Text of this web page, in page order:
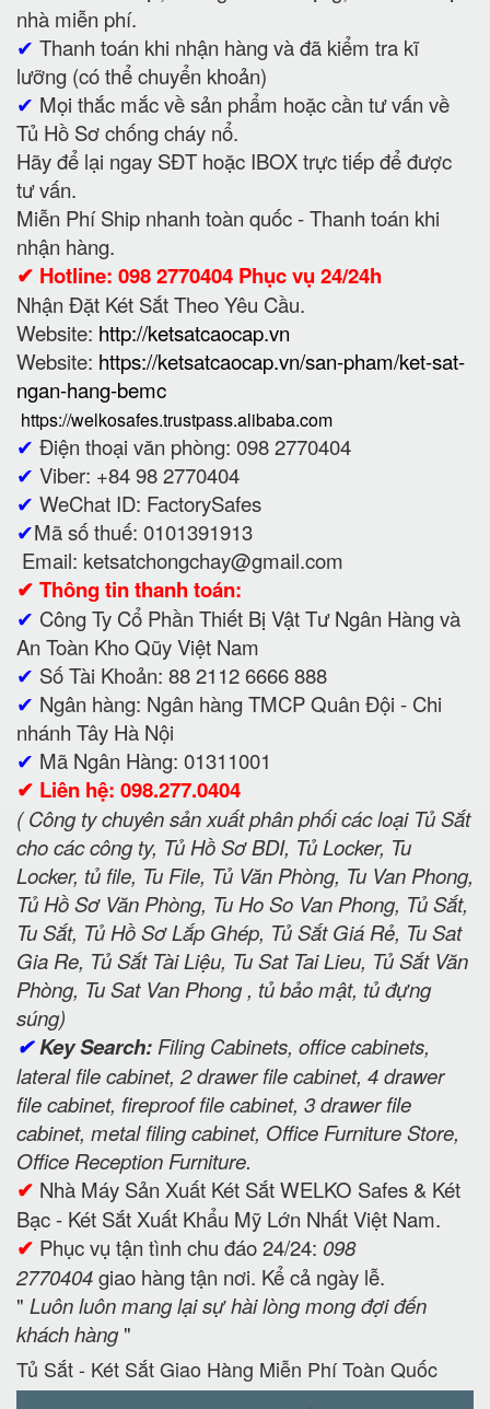
nhà miễn phí.
✔ Thanh toán khi nhận hàng và đã kiểm tra kĩ
lưỡng (có thể chuyển khoản)
✔ Mọi thắc mắc về sản phẩm hoặc cần tư vấn về
Tủ Hồ Sơ chống cháy nổ.
Hãy để lại ngay SĐT hoặc IBOX trực tiếp để được
tư vấn.
Miễn Phí Ship nhanh toàn quốc - Thanh toán khi
nhận hàng.
✔ Hotline: 098 2770404 Phục vụ 24/24h
Nhận Đặt Két Sắt Theo Yêu Cầu.
Website: http://ketsatcaocap.vn
Website: https://ketsatcaocap.vn/san-pham/ket-sat-
ngan-hang-bemc
https://welkosafes.trustpass.alibaba.com
✔ Điện thoại văn phòng: 098 2770404
✔ Viber: +84 98 2770404
✔ WeChat ID: FactorySafes
✔Mã số thuế: 0101391913
Email: ketsatchongchay@gmail.com
✔ Thông tin thanh toán:
✔ Công Ty Cổ Phần Thiết Bị Vật Tư Ngân Hàng và
An Toàn Kho Qũy Việt Nam
✔ Số Tài Khoản: 88 2112 6666 888
✔ Ngân hàng: Ngân hàng TMCP Quân Đội - Chi
nhánh Tây Hà Nội
✔ Mã Ngân Hàng: 01311001
✔ Liên hệ: 098.277.0404
( Công ty chuyên sản xuất phân phối các loại Tủ Sắt
cho các công ty, Tủ Hồ Sơ BDI, Tủ Locker, Tu
Locker, tủ file, Tu File, Tủ Văn Phòng, Tu Van Phong,
Tủ Hồ Sơ Văn Phòng, Tu Ho So Van Phong, Tủ Sắt,
Tu Sắt, Tủ Hồ Sơ Lắp Ghép, Tủ Sắt Giá Rẻ, Tu Sat
Gia Re, Tủ Sắt Tài Liệu, Tu Sat Tai Lieu, Tủ Sắt Văn
Phòng, Tu Sat Van Phong , tủ bảo mật, tủ đựng
súng)
✔Key Search:Filing Cabinets, office cabinets,
lateral file cabinet, 2 drawer file cabinet, 4 drawer
file cabinet, fireproof file cabinet, 3 drawer file
cabinet, metal filing cabinet, Office Furniture Store,
Office Reception Furniture.
✔ Nhà Máy Sản Xuất Két Sắt WELKO Safes & Két
Bạc - Két Sắt Xuất Khẩu Mỹ Lớn Nhất Việt Nam.
✔ Phục vụ tận tình chu đáo 24/24: 098
2770404giao hàng tận nơi. Kể cả ngày lễ.
" Luôn luôn mang lại sự hài lòng mong đợi đến
khách hàng"
Tủ Sắt - Két Sắt Giao Hàng Miễn Phí Toàn Quốc